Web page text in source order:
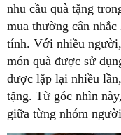
nhu cầu quà tặng
mua thường cân
tính. Với nhiều
món quà được sử
được lặp lại nhiều
tặng. Từ góc nhìn
giữa từng nhóm